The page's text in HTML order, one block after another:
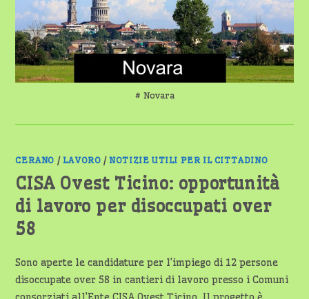
OVER
45
E
OVER
58
# Novara
CERANO / LAVORO /NOTIZIE UTILI PER IL CITTADINO
CISA Ovest Ticino: opportunità
di lavoro per disoccupati over
58
Sono aperte le candidature per l’impiego di 12 persone
disoccupate over 58 in cantieri di lavoro presso i Comuni